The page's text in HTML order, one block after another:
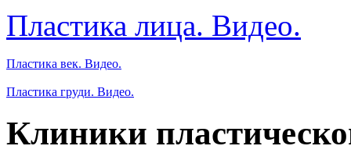
Пластика лица. Видео.
Пластика век. Видео.
Пластика груди. Видео.
Клиники